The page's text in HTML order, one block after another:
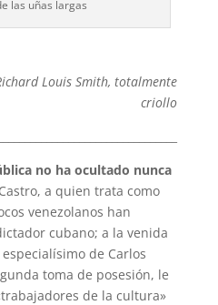
las uñas largas
Louis Smith, totalmente
criollo
no ha ocultado nunca
a quien trata como
venezolanos han
cubano; a la venida
de Carlos
toma de posesión, le
de la cultura»